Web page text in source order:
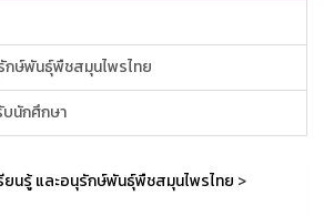
กษ์พันธุ์พืชสมุนไพรไทย
นักศึกษา
ยนรู้ และอนุรักษ์พันธุ์พืชสมุนไพรไทย >